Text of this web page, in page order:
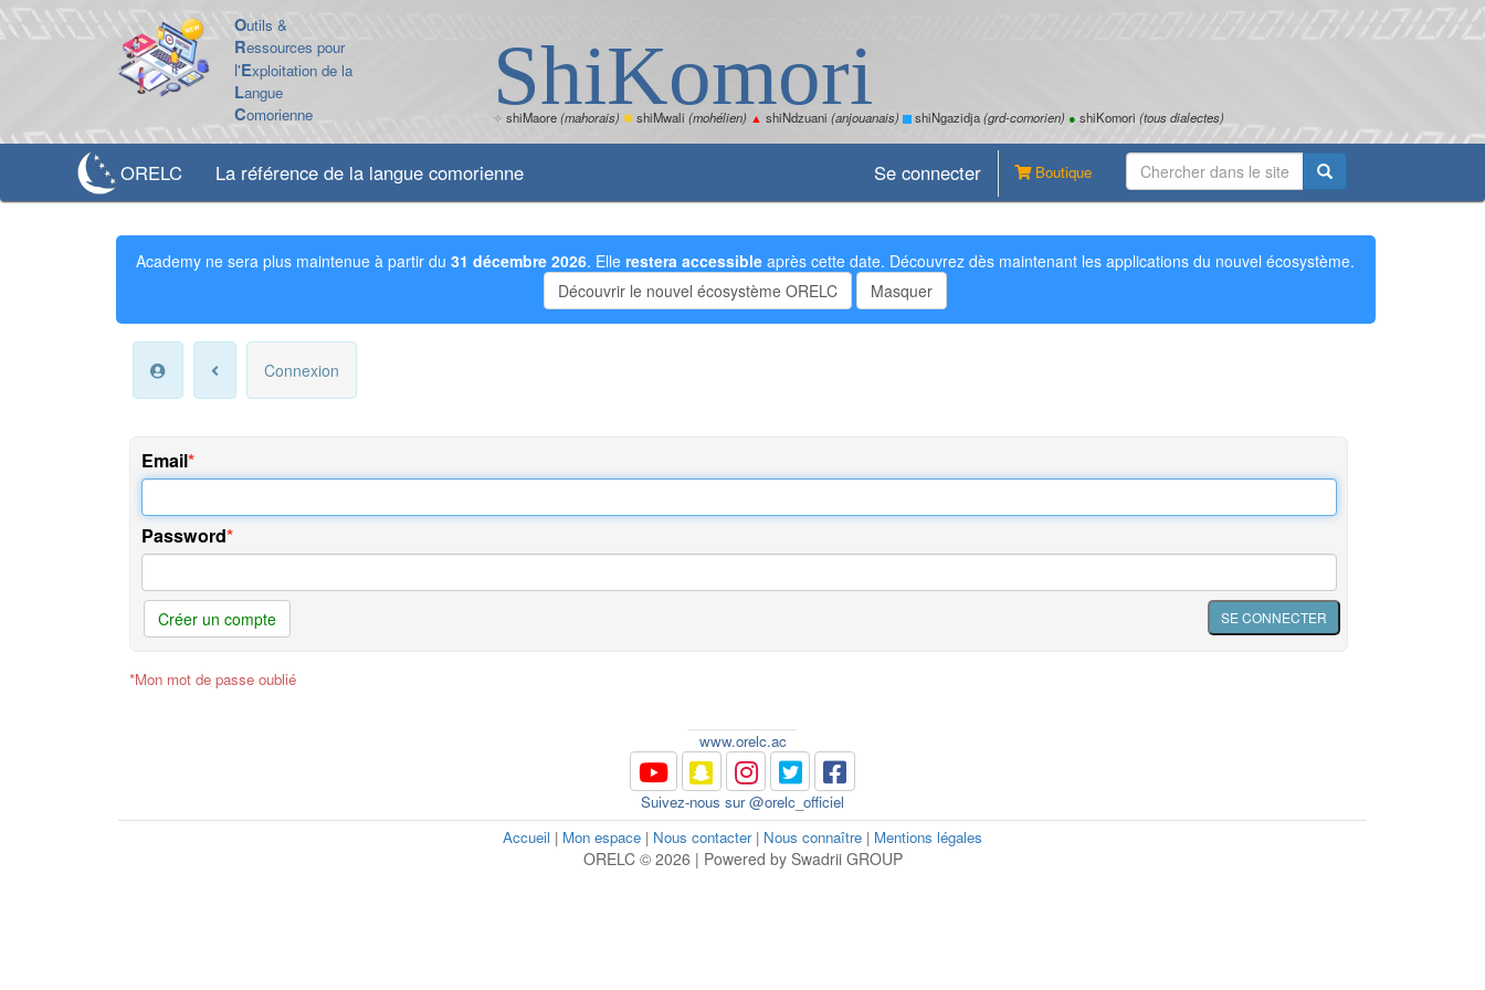
Outils &
Ressources pour
l'Exploitation de la
Langue
Comorienne ShiKomori
✧ shiMaore(mahorais) ✽shiMwali (mohélien) ▲ shiNdzuani (anjouanais) shiNgazidja(grd-comorien) ● shiKomori (tous dialectes)
ORELC La référence de la langue comorienne Boutique
Se connecter
Academy ne sera plus maintenue à partir du31 décembre 2026. Ellerestera accessible après cette date. Découvrez dès maintenant les applications du nouvel écosystème.
Découvrir le nouvel écosystème ORELC
Masquer
Connexion
Email
Password
Créer un compte
*Mon mot de passe oublié
www.orelc.ac
Suivez-nous sur @orelc_officiel
Accueil | Mon espace | Nous contacter| Nous connaître | Mentions légales
ORELC © 2026 | Powered by Swadrii GROUP